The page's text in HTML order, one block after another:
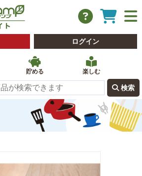
ログイン
貯める 楽しむ
 検索